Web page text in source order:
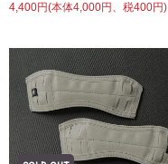
4,400円(本体4,000円、税400円)